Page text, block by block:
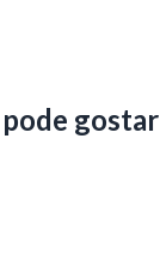
gostar